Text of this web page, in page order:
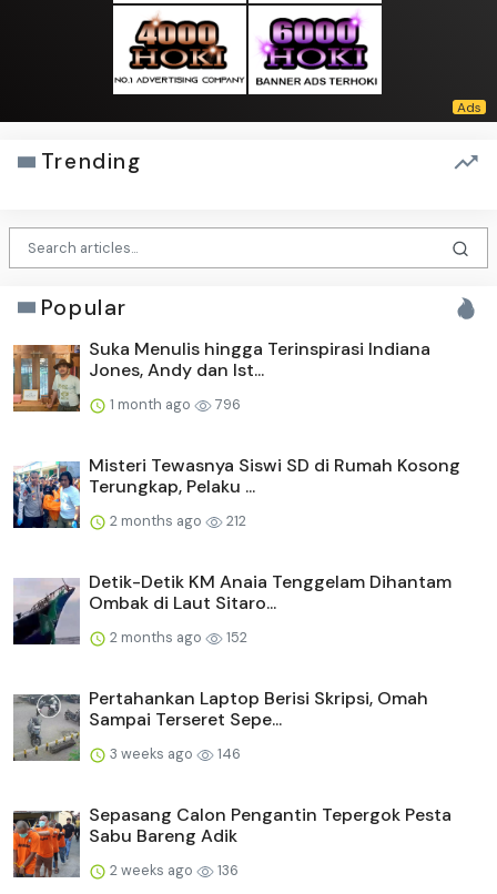
Trending
Popular
Suka Menulis hingga Terinspirasi Indiana
Jones, Andy dan Ist...
1 month ago 796
Misteri Tewasnya Siswi SD di Rumah Kosong
Terungkap, Pelaku ...
2 months ago 212
Detik-Detik KM Anaia Tenggelam Dihantam
Ombak di Laut Sitaro...
2 months ago 152
Pertahankan Laptop Berisi Skripsi, Omah
Sampai Terseret Sepe...
3 weeks ago 146
Sepasang Calon Pengantin Tepergok Pesta
Sabu Bareng Adik
2 weeks ago 136